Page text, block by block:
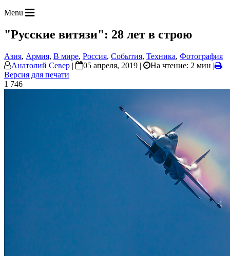
Menu
"Русские витязи": 28 лет в строю
Азия, Армия, В мире, Россия, События, Техника, Фотография
Анатолий Север | 05 апреля, 2019 | На чтение: 2 мин |
Версия для печати
1 746